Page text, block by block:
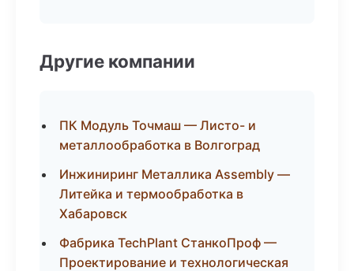
Другие компании
ПК Модуль Точмаш — Листо- и
металлообработка в Волгоград
Инжиниринг Металлика Assembly —
Литейка и термообработка в
Хабаровск
Фабрика TechPlant СтанкоПроф —
Проектирование и технологическая